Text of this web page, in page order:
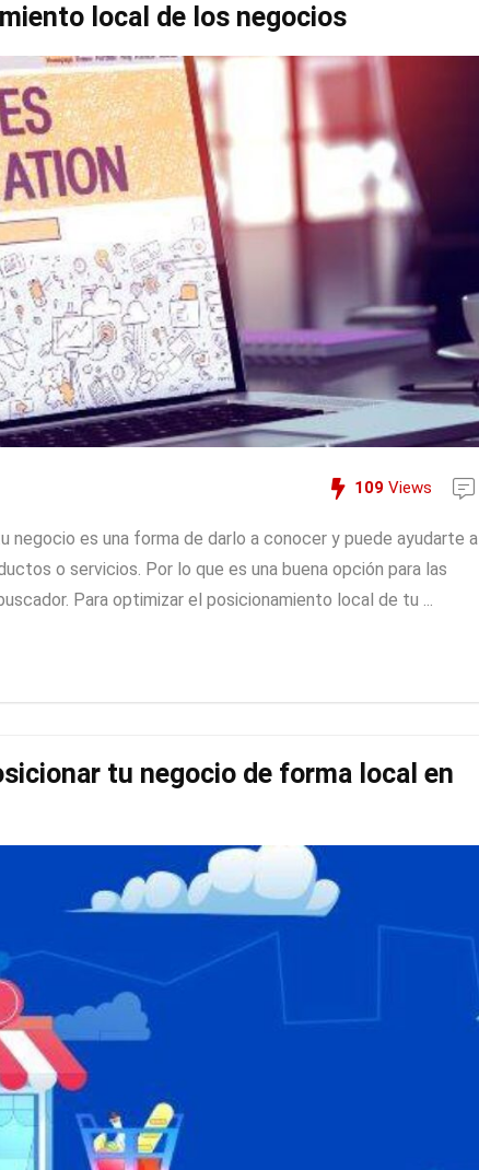
local de los negocios
109 Views
negocio es una forma de darlo a conocer y puede ayudarte a
o servicios. Por lo que es una buena opción para las
Para optimizar el posicionamiento local de tu ...
tu negocio de forma local en